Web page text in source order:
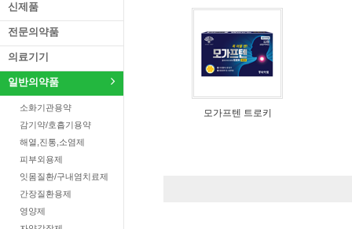
오시는길
가족회사
건강기능식품
식품ㆍ음료
신제품
전문의약품
의료기기
일반의약품
소화기관용약
감기약/호흡기용약
해열,진통,소염제
피부외용제
잇몸질환/구내염치료제
간장질환용제
영양제
모가프텐 트로키